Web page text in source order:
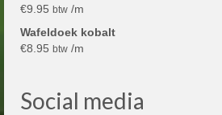
€9.95 btw /m
Wafeldoek kobalt
€8.95 btw /m
Social media